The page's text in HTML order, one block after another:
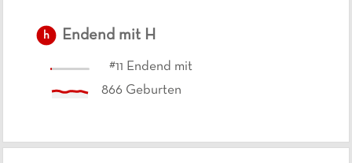
h Endend mit H
#11 Endend mit
866 Geburten